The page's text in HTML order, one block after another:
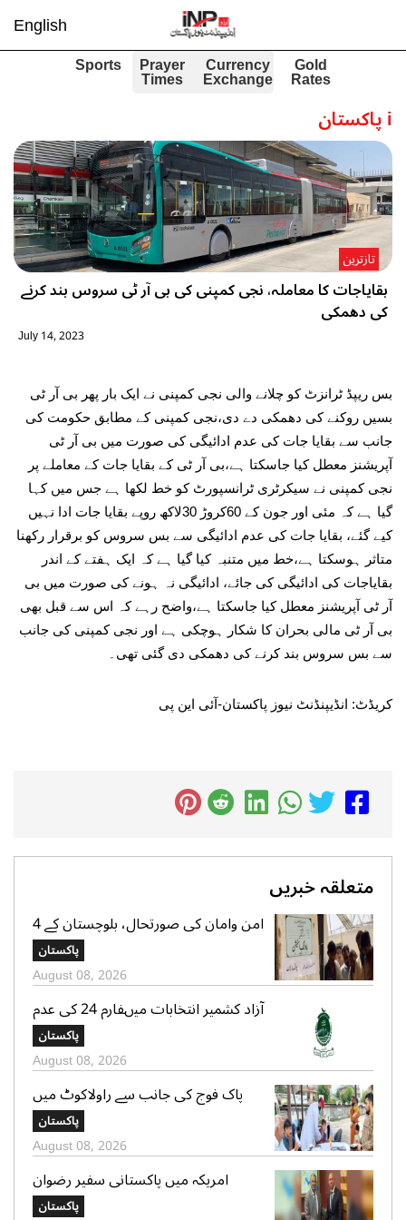
English
Gold
Rates
Currency
Exchange
Prayer
Times
Sports
iپاکستان
بقایاجات کا معاملہ، نجی کمپنی کی بی آر ٹی سروس بند کرنے
کی دھمکی
تازترین
July 14, 2023
بس ریپڈ ٹرانزٹ کو چلانے والی نجی کمپنی نے ایک بار پھر بی آر ٹی
بسیں روکنے کی دھمکی دے دی،نجی کمپنی کے مطابق حکومت کی
جانب سے بقایا جات کی عدم ادائیگی کی صورت میں بی آر ٹی
آپریشنز معطل کیا جاسکتا ہے،بی آر ٹی کے بقایا جات کے معاملے پر
نجی کمپنی نے سیکرٹری ٹرانسپورٹ کو خط لکھا ہے جس میں کہا
گیا ہے کہ مئی اور جون کے 60کروڑ 30لاکھ روپے بقایا جات ادا نہیں
کیے گئے، بقایا جات کی عدم ادائیگی سے بس سروس کو برقرار رکھنا
متاثر ہوسکتا ہے،خط میں متنبہ کیا گیا ہے کہ ایک ہفتے کے اندر
بقایاجات کی ادائیگی کی جائے، ادائیگی نہ ہونے کی صورت میں بی
آر ٹی آپریشنز معطل کیا جاسکتا ہے،واضح رہے کہ اس سے قبل بھی
بی آر ٹی مالی بحران کا شکار ہوچکی ہے اور نجی کمپنی کی جانب
سے بس سروس بند کرنے کی دھمکی دی گئی تھی۔
کریڈٹ: انڈیپنڈنٹ نیوز پاکستان-آئی این پی
متعلقہ خبریں
امن وامان کی صورتحال، بلوچستان کے 4
بلدیاتی حلقوں میں آج ہونیوالی پولنگ
ملتوی
پاکستان
August 08, 2026
آزاد کشمیر انتخابات میںفارم 24 کی عدم
فراہمی کے دعوے بے بنیاد ہیں، الیکشن
کمیشن کی وضاحت
پاکستان
August 08, 2026
پاک فوج کی جانب سے راولاکوٹ میں
شہریوں کیلئے مفت میڈیکل کیمپس کا
انعقاد
پاکستان
August 08, 2026
امریکہ میں پاکستانی سفیر رضوان
سعیدشیخ کی مریکی سویا بین ایکسپورٹ
پاکستان